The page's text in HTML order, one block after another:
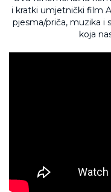
i kratki umjetnički film
pjesma/priča, muzika i
koja